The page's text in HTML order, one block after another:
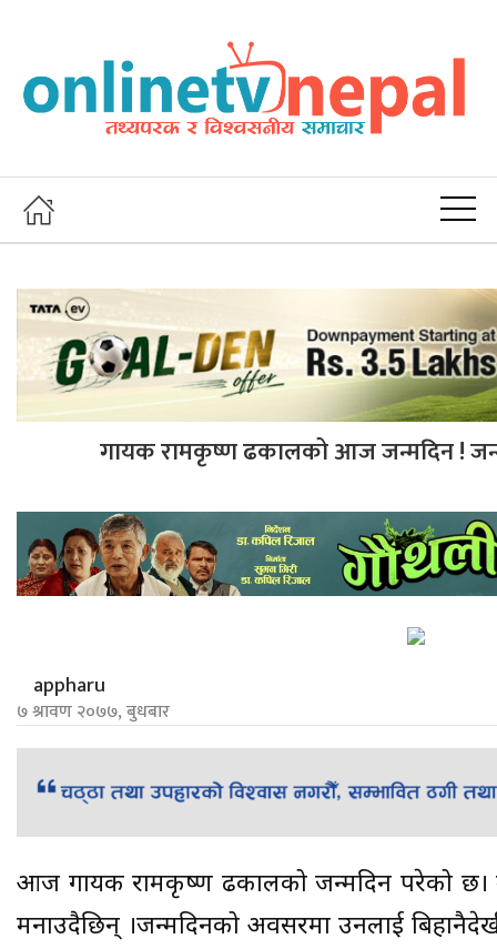
गायक रामकृष्ण ढकालको आज जन्मदिन !
appharu
७ श्रावण २०७७, बुधबार
आज गायक रामकृष्ण ढकालको जन्मदिन परेको
मनाउदैछिन् ।जन्मदिनको अवसरमा उनलाई